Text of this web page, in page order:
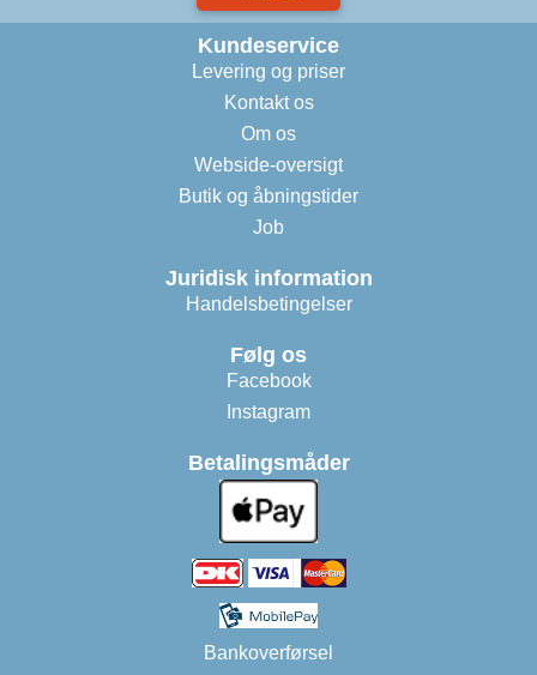
Kundeservice
Levering og priser
Kontakt os
Om os
Webside-oversigt
Butik og åbningstider
Job
Juridisk information
Handelsbetingelser
Følg os
Facebook
Instagram
Betalingsmåder
Bankoverførsel